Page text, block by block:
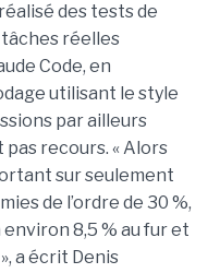
des tests de
réelles
Code, en
utilisant le style
par ailleurs
pas recours. « Alors
sur seulement
de l’ordre de 30 %,
8,5 % au fur et
a écrit Denis